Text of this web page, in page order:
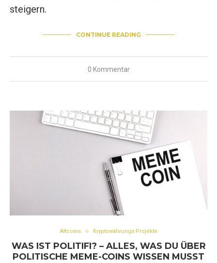
steigern.
CONTINUE READING
0 Kommentar
Altcoins Kryptowährungs Projekte
WAS IST POLITIFI? – ALLES, WAS DU ÜBER
POLITISCHE MEME-COINS WISSEN MUSST